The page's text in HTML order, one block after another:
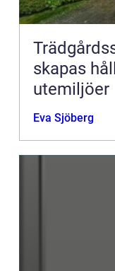
skapas
utemiljöer
Eva Sjöberg